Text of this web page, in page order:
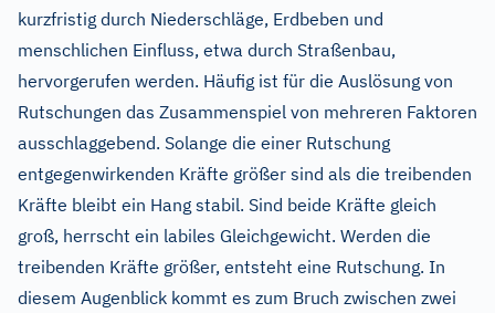
kurzfristig durch Niederschläge, Erdbeben und
menschlichen Einfluss, etwa durch Straßenbau,
hervorgerufen werden. Häufig ist für die Auslösung von
Rutschungen das Zusammenspiel von mehreren Faktoren
ausschlaggebend. Solange die einer Rutschung
entgegenwirkenden Kräfte größer sind als die treibenden
Kräfte bleibt ein Hang stabil. Sind beide Kräfte gleich
groß, herrscht ein labiles Gleichgewicht. Werden die
treibenden Kräfte größer, entsteht eine Rutschung. In
diesem Augenblick kommt es zum Bruch zwischen zwei